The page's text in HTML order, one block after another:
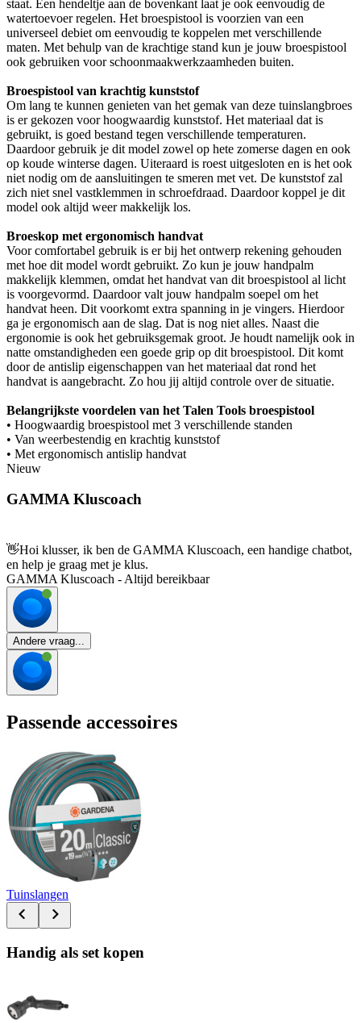
staat. Een hendeltje aan de bovenkant laat je ook eenvoudig de
watertoevoer regelen. Het broespistool is voorzien van een
universeel debiet om eenvoudig te koppelen met verschillende
maten. Met behulp van de krachtige stand kun je jouw broespistool
ook gebruiken voor schoonmaakwerkzaamheden buiten.
Broespistool van krachtig kunststof
Om lang te kunnen genieten van het gemak van deze tuinslangbroes
is er gekozen voor hoogwaardig kunststof. Het materiaal dat is
gebruikt, is goed bestand tegen verschillende temperaturen.
Daardoor gebruik je dit model zowel op hete zomerse dagen en ook
op koude winterse dagen. Uiteraard is roest uitgesloten en is het ook
niet nodig om de aansluitingen te smeren met vet. De kunststof zal
zich niet snel vastklemmen in schroefdraad. Daardoor koppel je dit
model ook altijd weer makkelijk los.
Broeskop met ergonomisch handvat
Voor comfortabel gebruik is er bij het ontwerp rekening gehouden
met hoe dit model wordt gebruikt. Zo kun je jouw handpalm
makkelijk klemmen, omdat het handvat van dit broespistool al licht
is voorgevormd. Daardoor valt jouw handpalm soepel om het
handvat heen. Dit voorkomt extra spanning in je vingers. Hierdoor
ga je ergonomisch aan de slag. Dat is nog niet alles. Naast die
ergonomie is ook het gebruiksgemak groot. Je houdt namelijk ook in
natte omstandigheden een goede grip op dit broespistool. Dit komt
door de antislip eigenschappen van het materiaal dat rond het
handvat is aangebracht. Zo hou jij altijd controle over de situatie.
Belangrijkste voordelen van het Talen Tools broespistool
• Hoogwaardig broespistool met 3 verschillende standen
• Van weerbestendig en krachtig kunststof
• Met ergonomisch antislip handvat
Nieuw
GAMMA Kluscoach
👋Hoi klusser, ik ben de GAMMA Kluscoach, een handige chatbot,
en help je graag met je klus.
GAMMA Kluscoach - Altijd bereikbaar
Andere vraag...
Passende accessoires
Tuinslangen
Handig als set kopen